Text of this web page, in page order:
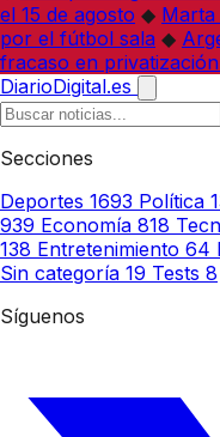
el 15 de agosto ◆
por el fútbol sala ◆
fracaso en
DiarioDigital.es
Secciones
Deportes 1693 Política
939 Economía 818
138 Entretenimiento 64
Sin categoría 19 Tests 8
Síguenos